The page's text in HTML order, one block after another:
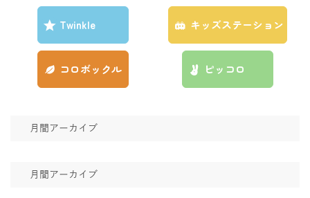
Twinkle キッズステーション
コロボックル ピッコロ
月間アーカイブ
月間アーカイブ